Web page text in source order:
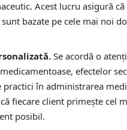
Acest lucru asigură
bazate pe cele mai noi
Se acordă o
efectelor
practici în administrarea
fiecare client primește cel
posibil.